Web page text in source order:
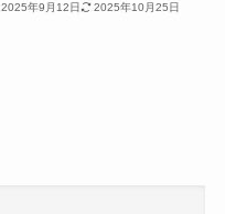
2025年9月12日 2025年10月25日